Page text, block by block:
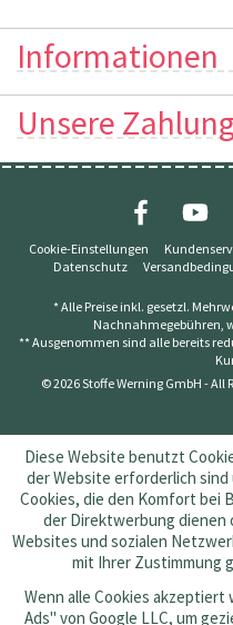
Informationen
Unsere
Cookie-Einstellungen
Datenschutz
* Alle Preise inkl. gesetzl.
Nachnahmegebühren,
** Ausgenommen sind alle bereits
© 2026 Stoffe Werning GmbH - All
Diese Website benutzt
der Website erforderlich
Cookies, die den Komfort bei
der Direktwerbung dienen
Websites und sozialen
mit Ihrer Zustimmung
Wenn alle Cookies
Ads" von Google LLC, um